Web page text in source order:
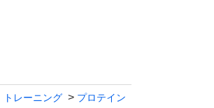
トレーニング
プロテイン